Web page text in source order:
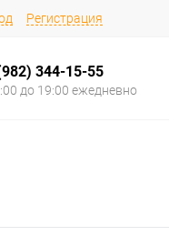
Регистрация
344-15-55
до 19:00 ежедневно